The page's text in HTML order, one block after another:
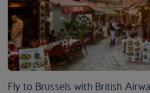
Fly to Brussels with British